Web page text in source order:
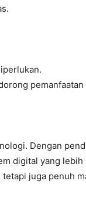
Dengan
digital yang lebih
juga penuh